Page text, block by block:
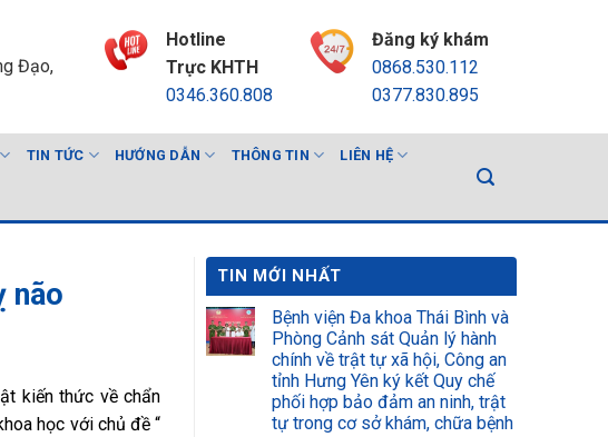
Đạo,
Hotline
Trực KHTH
0346.360.808
Đăng ký khám
0868.530.112
0377.830.895
TIN TỨC HƯỚNG DẪN THÔNG TIN LIÊN HỆ
não
kiến thức về chẩn
học với chủ đề “
TIN MỚI NHẤT
Bệnh viện Đa khoa Thái Bình và
Phòng Cảnh sát Quản lý hành
chính về trật tự xã hội, Công an
tỉnh Hưng Yên ký kết Quy chế
phối hợp bảo đảm an ninh, trật
tự trong cơ sở khám, chữa bệnh